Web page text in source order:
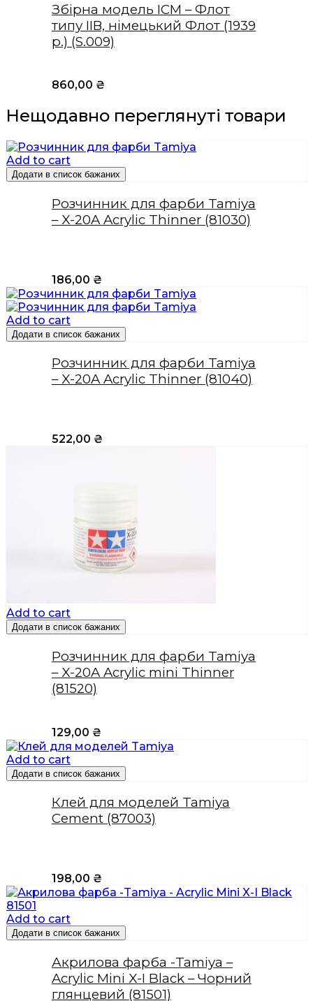
Збірна модель ICM – Флот
типу IIВ, німецький Флот (1939
р.) (S.009)
860,00 ₴
Нещодавно переглянуті товари
Add to cart
Додати в список бажаних
Розчинник для фарби Tamiya
– X-20A Acrylic Thinner (81030)
186,00 ₴
Add to cart
Додати в список бажаних
Розчинник для фарби Tamiya
– X-20A Acrylic Thinner (81040)
522,00 ₴
Add to cart
Додати в список бажаних
Розчинник для фарби Tamiya
– X-20A Acrylic mini Thinner
(81520)
129,00 ₴
Add to cart
Додати в список бажаних
Клей для моделей Tamiya
Cement (87003)
198,00 ₴
Add to cart
Додати в список бажаних
Акрилова фарба -Tamiya –
Acrylic Mini X-I Black – Чорний
глянцевий (81501)